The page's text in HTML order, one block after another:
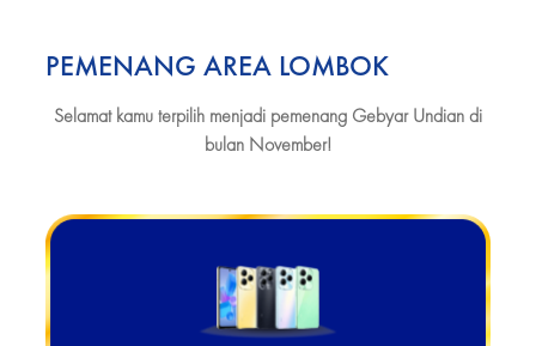
PEMENANG AREA LOMBOK
Selamat kamu terpilih menjadi pemenang Gebyar Undian di
bulan November!